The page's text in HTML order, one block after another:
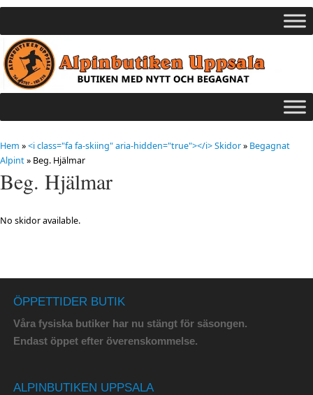
Hem »<i class="fa fa-skiing" aria-hidden="true"></i> Skidor» Begagnat
Alpint» Beg. Hjälmar
Beg. Hjälmar
No skidor available.
ÖPPETTIDER BUTIK
Våra fysiska butiker har nu stängt för säsongen.
Endast öppet efter överenskommelse.
ALPINBUTIKEN UPPSALA